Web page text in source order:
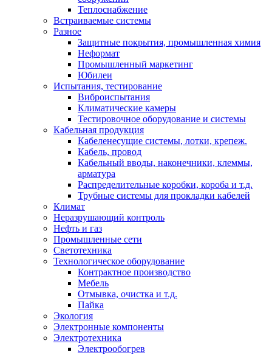
Теплоснабжение
Встраиваемые системы
Разное
Защитные покрытия, промышленная химия
Неформат
Промышленный маркетинг
Юбилеи
Испытания, тестирование
Виброиспытания
Климатические камеры
Тестировочное оборудование и системы
Кабельная продукция
Кабеленесущие системы, лотки, крепеж.
Кабель, провод
Кабельный вводы, наконечники, клеммы,
арматура
Распределительные коробки, короба и т.д.
Трубные системы для прокладки кабелей
Климат
Неразрушающий контроль
Нефть и газ
Промышленные сети
Светотехника
Технологическое оборудование
Контрактное производство
Мебель
Отмывка, очистка и т.д.
Пайка
Экология
Электронные компоненты
Электротехника
Электрообогрев